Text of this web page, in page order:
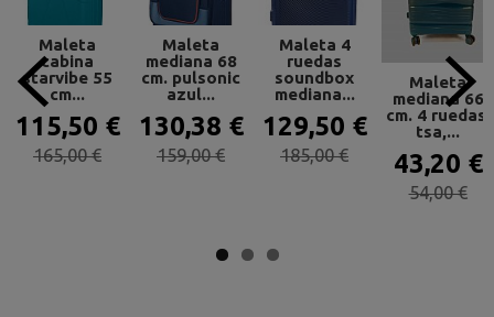
Maleta
cabina
starvibe 55
cm...
115,50 €
165,00 €
Maleta
mediana 68
cm. pulsonic
azul...
130,38 €
159,00 €
Maleta 4
ruedas
soundbox
mediana...
129,50 €
185,00 €
Maleta
mediana 66
cm. 4 ruedas,
tsa,...
43,20 €
54,00 €